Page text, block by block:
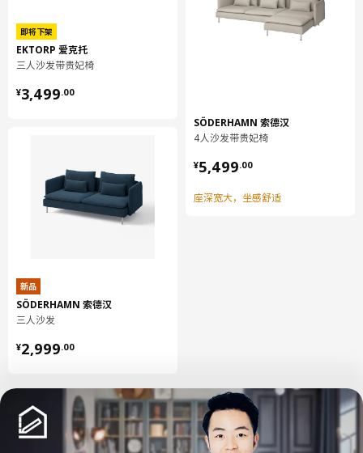
即将下架
EKTORP 爱克托
三人沙发带贵妃椅
¥3,499.00
¥ 3499.00
新品
SÖDERHAMN 索德汉
三人沙发
¥2,999.00
¥ 2999.00
SÖDERHAMN 索德汉
4人沙发带贵妃椅
¥5,499.00
¥ 5499.00
座深宽大，坐感舒适